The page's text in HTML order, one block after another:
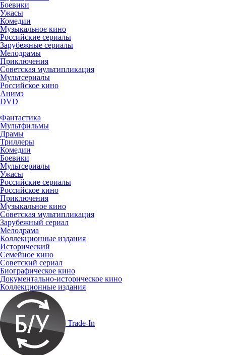
Боевики
Ужасы
Комедии
Музыкальное кино
Российские сериалы
Зарубежные сериалы
Мелодрамы
Приключения
Советская мультипликация
Мультсериалы
Российское кино
Анимэ
DVD
Фантастика
Мультфильмы
Драмы
Триллеры
Комедии
Боевики
Мультсериалы
Ужасы
Российские сериалы
Российское кино
Приключения
Музыкальное кино
Советская мультипликация
Зарубежный сериал
Мелодрама
Коллекционные издания
Исторический
Семейное кино
Советский сериал
Биографическое кино
Документально-историческое кино
Коллекционные издания
Trade-In